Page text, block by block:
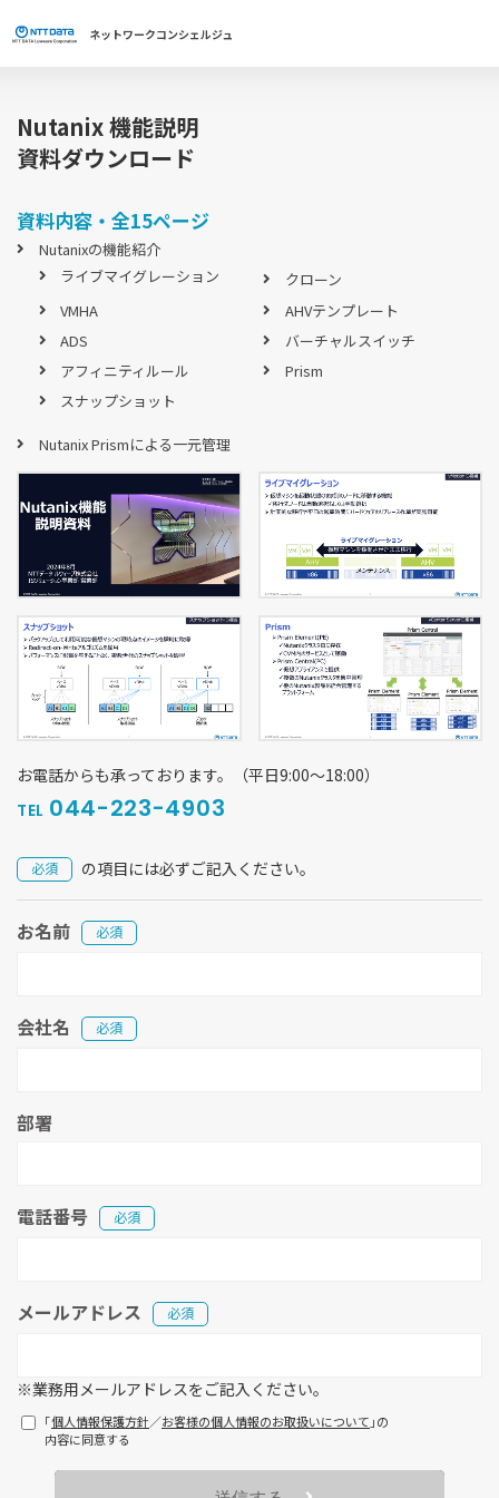
ネットワークコンシェルジュ
Nutanix 機能説明
資料ダウンロード
資料内容・全15ページ
Nutanixの機能紹介
ライブマイグレーション
クローン
VMHA
AHVテンプレート
ADS
バーチャルスイッチ
アフィニティルール
Prism
スナップショット
Nutanix Prismによる一元管理
お電話からも承っております。（平日9:00〜18:00）
TEL 044-223-4903
必須 の項目には必ずご記入ください。
お名前 必須
会社名 必須
部署
電話番号 必須
メールアドレス 必須
※業務用メールアドレスをご記入ください。
「個人情報保護方針／お客様の個人情報のお取扱いについて 」の
内容に同意する